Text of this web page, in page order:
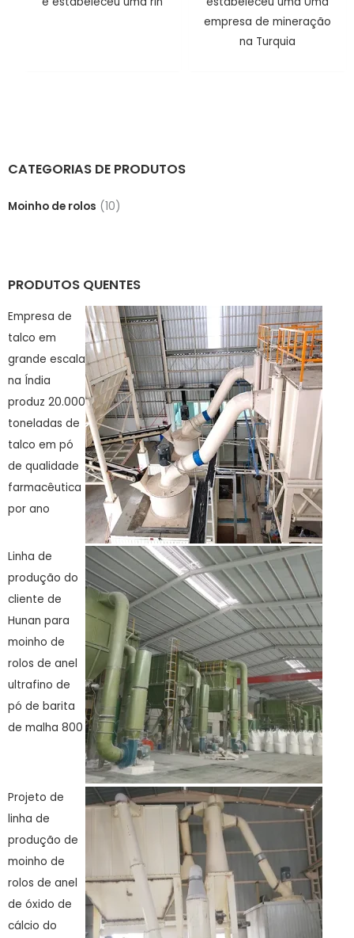
CATEGORIAS DE PRODUTOS
Moinho de rolos (10)
PRODUTOS QUENTES
Empresa de
talco em
grande escala
na Índia
produz 20.000
toneladas de
talco em pó
de qualidade
farmacêutica
por ano
Linha de
produção do
cliente de
Hunan para
moinho de
rolos de anel
ultrafino de
pó de barita
de malha 800
Projeto de
linha de
produção de
moinho de
rolos de anel
de óxido de
cálcio do
empresa de mineração
na Turquia